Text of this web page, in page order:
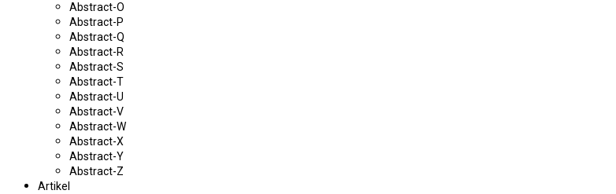
Abstract-O
Abstract-P
Abstract-Q
Abstract-R
Abstract-S
Abstract-T
Abstract-U
Abstract-V
Abstract-W
Abstract-X
Abstract-Y
Abstract-Z
Artikel